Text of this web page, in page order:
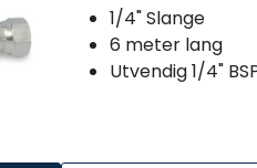
1/4" Slange
6 meter lang
Utvendig 1/4"